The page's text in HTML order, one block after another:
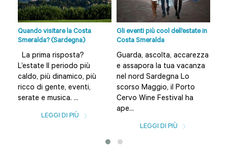
Quando visitare la Costa
Smeralda? (Sardegna)
La prima risposta?
L’estate Il periodo più
caldo, più dinamico, più
ricco di gente, eventi,
serate e musica. ...
LEGGI DI PIÙ
Gli eventi più cool dell’estate in
Costa Smeralda
Guarda, ascolta, accarezza
e assapora la tua vacanza
nel nord Sardegna Lo
scorso Maggio, il Porto
Cervo Wine Festival ha
ape...
LEGGI DI PIÙ